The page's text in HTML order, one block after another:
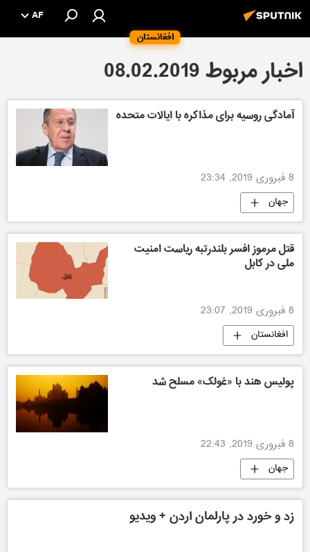
افغانستان
AF
اخبار مربوط 08.02.2019
آمادگی روسیه برای مذاکره با ایالات متحده
8 فبروری 2019, 23:34
جهان
قتل مرموز افسر بلندرتبه ریاست امنیت
ملی در کابل
8 فبروری 2019, 23:07
افغانستان
پولیس هند با «غولک» مسلح شد
8 فبروری 2019, 22:43
جهان
زد و خورد در پارلمان اردن + ویدیو